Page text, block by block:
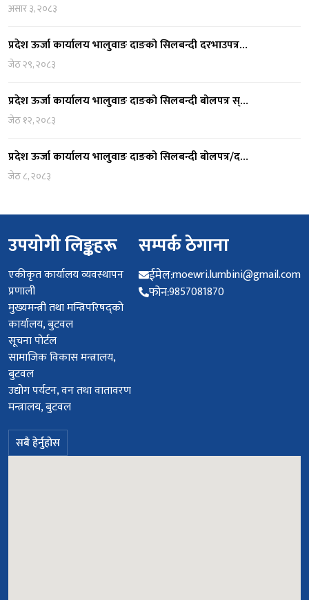
असार ३, २०८३
प्रदेश ऊर्जा कार्यालय भालुवाङ दाङको सिलबन्दी दरभाउपत्र…
जेठ २९, २०८३
प्रदेश ऊर्जा कार्यालय भालुवाङ दाङको सिलबन्दी बोलपत्र स्…
जेठ १२, २०८३
प्रदेश ऊर्जा कार्यालय भालुवाङ दाङको सिलबन्दी बोलपत्र/द…
जेठ ८, २०८३
उपयोगी लिङ्कहरू
एकीकृत कार्यालय व्यवस्थापन
प्रणाली
मुख्यमन्त्री तथा मन्त्रिपरिषद्को
कार्यालय, बुटवल
सूचना पोर्टल
सामाजिक विकास मन्त्रालय,
बुटवल
उद्योग पर्यटन, वन तथा वातावरण
मन्त्रालय, बुटवल
सबै हेर्नुहोस
सम्पर्क ठेगाना
ईमेल:moewri.lumbini@gmail.com
फोन:9857081870